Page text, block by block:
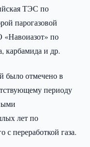
ТЭС по
парогазовой
по
карбамида и др.
было отмечено в
периоду
лет по
с переработкой газа.